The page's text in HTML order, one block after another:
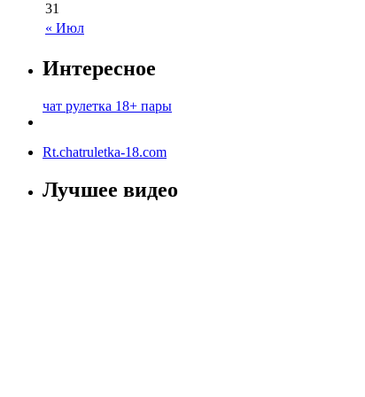
« Июл
31
Интересное
чат рулетка 18+ пары
Rt.chatruletka-18.com
Лучшее видео